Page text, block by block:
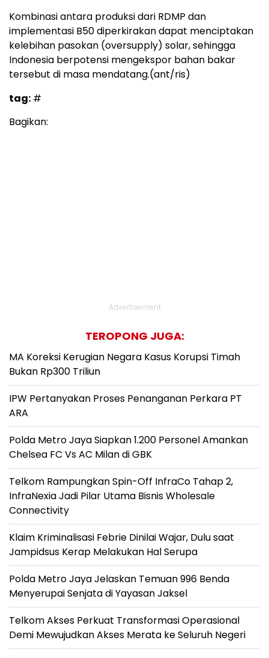
Kombinasi antara produksi dari RDMP dan
implementasi B50 diperkirakan dapat menciptakan
kelebihan pasokan (oversupply) solar, sehingga
Indonesia berpotensi mengekspor bahan bakar
tersebut di masa mendatang.(ant/ris)
tag: #
Bagikan:
Advertisement
TEROPONG JUGA:
MA Koreksi Kerugian Negara Kasus Korupsi Timah
Bukan Rp300 Triliun
IPW Pertanyakan Proses Penanganan Perkara PT
ARA
Polda Metro Jaya Siapkan 1.200 Personel Amankan
Chelsea FC Vs AC Milan di GBK
Telkom Rampungkan Spin-Off InfraCo Tahap 2,
InfraNexia Jadi Pilar Utama Bisnis Wholesale
Connectivity
Klaim Kriminalisasi Febrie Dinilai Wajar, Dulu saat
Jampidsus Kerap Melakukan Hal Serupa
Polda Metro Jaya Jelaskan Temuan 996 Benda
Menyerupai Senjata di Yayasan Jaksel
Telkom Akses Perkuat Transformasi Operasional
Demi Mewujudkan Akses Merata ke Seluruh Negeri